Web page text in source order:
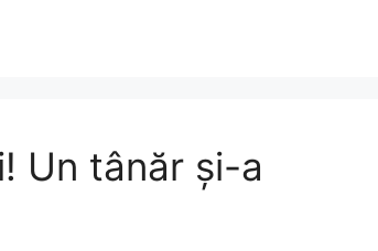
Un tânăr și-a